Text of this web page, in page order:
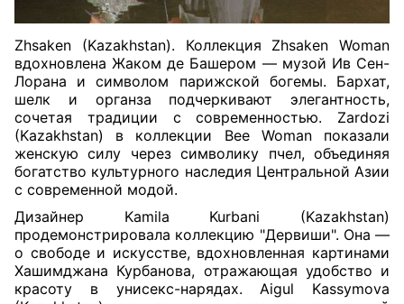
Zhsaken (Kazakhstan). Коллекция Zhsaken Woman
вдохновлена Жаком де Башером — музой Ив Сен-
Лорана и символом парижской богемы. Бархат,
шелк и органза подчеркивают элегантность,
сочетая традиции с современностью. Zardozi
(Kazakhstan) в коллекции Bee Woman показали
женскую силу через символику пчел, объединяя
богатство культурного наследия Центральной Азии
с современной модой.
Дизайнер Kamila Kurbani (Kazakhstan)
продемонстрировала коллекцию "Дервиши". Она —
о свободе и искусстве, вдохновленная картинами
Хашимджана Курбанова, отражающая удобство и
красоту в унисекс-нарядах. Aigul Kassymova